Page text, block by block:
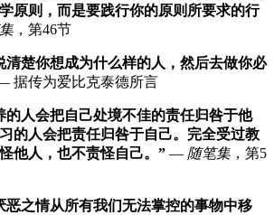
原则，而是要践行你的原则所要求的行
，第46节
清楚你想成为什么样的人，然后去做你必
据传为爱比克泰德所言
的人会把自己处境不佳的责任归咎于他
的人会把责任归咎于自己。完全受过教
他人，也不责怪自己。” — 随笔集 ，第5
恶之情从所有我们无法掌控的事物中移